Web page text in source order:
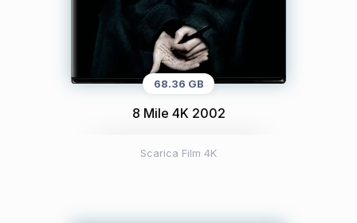
68.36 GB
8 Mile 4K 2002
Scarica Film 4K